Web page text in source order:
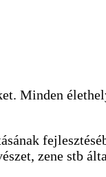
Minden
zene stb